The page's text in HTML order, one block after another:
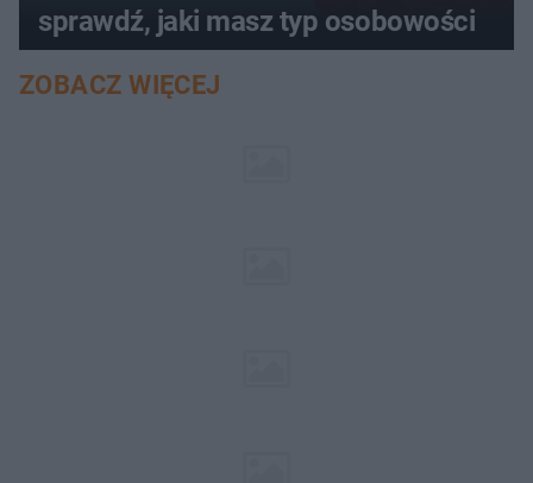
sprawdź, jaki masz typ osobowości
ZOBACZ WIĘCEJ